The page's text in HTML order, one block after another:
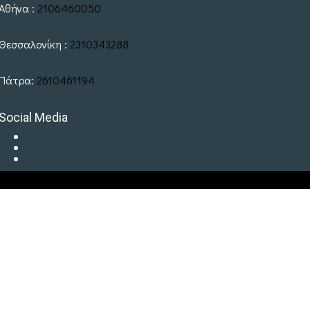
: 2106460050
: 2310343288
2610461194
Social Media